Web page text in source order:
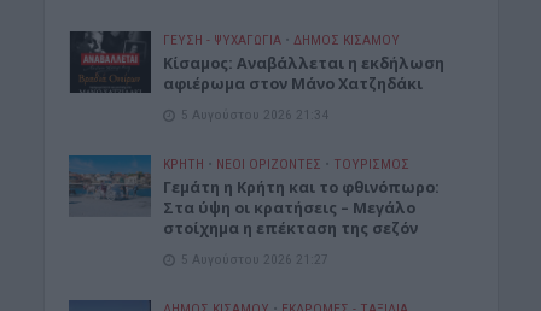
ΓΕΎΣΗ - ΨΥΧΑΓΩΓΊΑ • ΔΉΜΟΣ ΚΙΣΆΜΟΥ
Κίσαμος: Αναβάλλεται η εκδήλωση
αφιέρωμα στον Μάνο Χατζηδάκι
5 Αυγούστου 2026 21:34
ΚΡΗΤΗ • ΝΕΟΙ ΟΡΙΖΟΝΤΕΣ • ΤΟΥΡΙΣΜΟΣ
Γεμάτη η Κρήτη και το φθινόπωρο:
Στα ύψη οι κρατήσεις – Μεγάλο
στοίχημα η επέκταση της σεζόν
5 Αυγούστου 2026 21:27